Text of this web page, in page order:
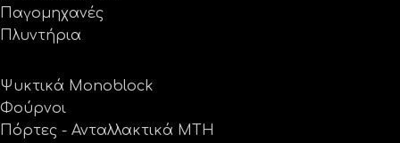
Παγομηχανές
Πλυντήρια
Ψυκτικά Monoblock
Φούρνοι
Πόρτες - Ανταλλακτικά MTH